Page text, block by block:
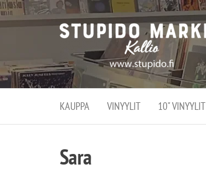
KAUPPA VINYYLIT 10" VINYYLIT
Sara